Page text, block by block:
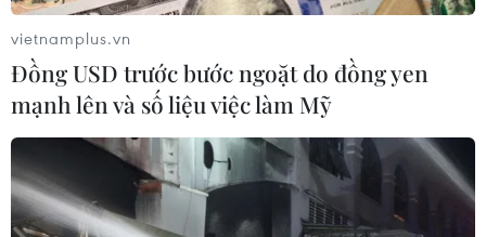
Ra mắt cuốn sách "Hồ Chí Minh: Danh
ngôn tư tưởng và đạo đức"
14/05/2020 06:34
Cuốn sách do giáo sư, tiến sỹ Nguyễn Như Ý (chủ biên)
dày công sưu tầm, chọn lọc, sắp xếp, suy ngẫm từ hơn
vietnamplus.vn
Đồng USD trước bước ngoặt do đồng yen
mạnh lên và số liệu việc làm Mỹ